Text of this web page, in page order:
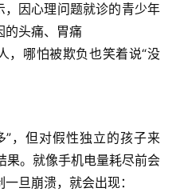
，因心理问题就诊的青少年
的头痛、胃痛
，哪怕被欺负也笑着说“没
”，但对假性独立的孩子来
果。就像手机电量耗尽前会
旦崩溃，就会出现：